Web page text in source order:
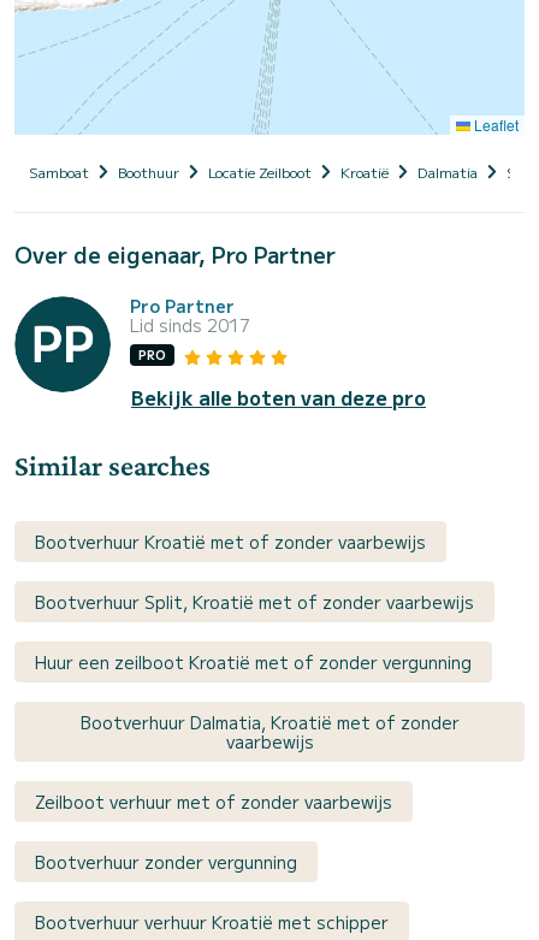
Leaflet
Samboat Boothuur Locatie Zeilboot Kroatië Dalmatia Split
Over de eigenaar, Pro Partner
Pro Partner
Lid sinds 2017
PRO
Bekijk alle boten van deze pro
Similar searches
Bootverhuur Kroatië met of zonder vaarbewijs
Bootverhuur Split, Kroatië met of zonder vaarbewijs
Huur een zeilboot Kroatië met of zonder vergunning
Bootverhuur Dalmatia, Kroatië met of zonder
vaarbewijs
Zeilboot verhuur met of zonder vaarbewijs
Bootverhuur zonder vergunning
Bootverhuur verhuur Kroatië met schipper